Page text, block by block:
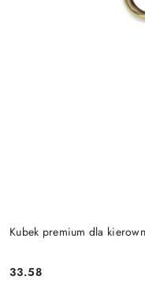
Kubek premium dla
Cena:
33.58